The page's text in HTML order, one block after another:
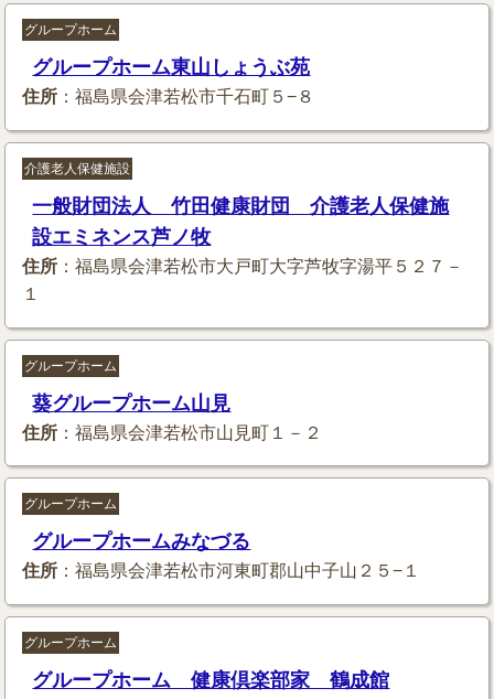
グループホーム
グループホーム東山しょうぶ苑
住所 ：福島県会津若松市千石町５−８
介護老人保健施設
一般財団法人 竹田健康財団 介護老人保健施
設エミネンス芦ノ牧
住所 ：福島県会津若松市大戸町大字芦牧字湯平５２７－
１
グループホーム
葵グループホーム山見
住所 ：福島県会津若松市山見町１－２
グループホーム
グループホームみなづる
住所 ：福島県会津若松市河東町郡山中子山２５−１
グループホーム
グループホーム 健康倶楽部家 鶴成館